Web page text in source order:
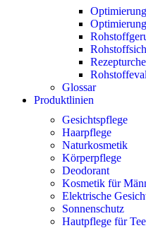
Glossar
Produktlinien
Gesichtspflege
Haarpflege
Naturkosmetik
Körperpflege
Deodorant
Kosmetik für
Elektrische
Sonnenschutz
Hautpflege für